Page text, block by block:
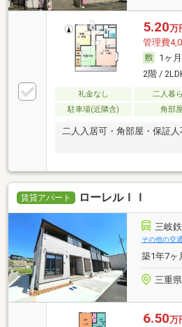
5.20万
管理費
1ヶ月
2階 /
礼金なし 二人暮
駐車場(近隣含)
角部屋
二人入居可・角部屋・保証
賃貸アパート ローレルＩＩ
三岐
その他の交通
築1年7ヶ
三重
6.50万